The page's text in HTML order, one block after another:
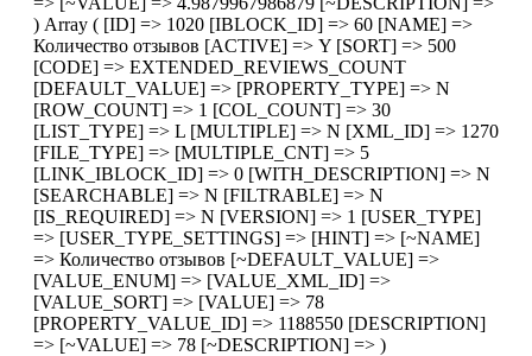
) Array ( [ID] => 1020 [IBLOCK_ID] => 60 [NAME] =>
Количество отзывов [ACTIVE] => Y [SORT] => 500
[CODE] => EXTENDED_REVIEWS_COUNT
[DEFAULT_VALUE] => [PROPERTY_TYPE] => N
[ROW_COUNT] => 1 [COL_COUNT] => 30
[LIST_TYPE] => L [MULTIPLE] => N [XML_ID] => 1270
[FILE_TYPE] => [MULTIPLE_CNT] => 5
[LINK_IBLOCK_ID] => 0 [WITH_DESCRIPTION] => N
[SEARCHABLE] => N [FILTRABLE] => N
[IS_REQUIRED] => N [VERSION] => 1 [USER_TYPE]
=> [USER_TYPE_SETTINGS] => [HINT] => [~NAME]
=> Количество отзывов [~DEFAULT_VALUE] =>
[VALUE_ENUM] => [VALUE_XML_ID] =>
[VALUE_SORT] => [VALUE] => 78
[PROPERTY_VALUE_ID] => 1188550 [DESCRIPTION]
=> [~VALUE] => 78 [~DESCRIPTION] => )